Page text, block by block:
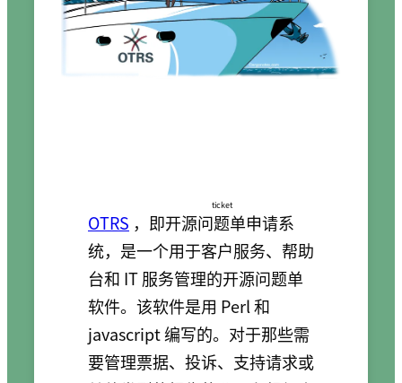
OTRS ，即开源问题单
ticket
申请系
统，是一个用于客户服务、帮助
台和 IT 服务管理的开源问题单
软件。该软件是用 Perl 和
javascript 编写的。对于那些需
要管理票据、投诉、支持请求或